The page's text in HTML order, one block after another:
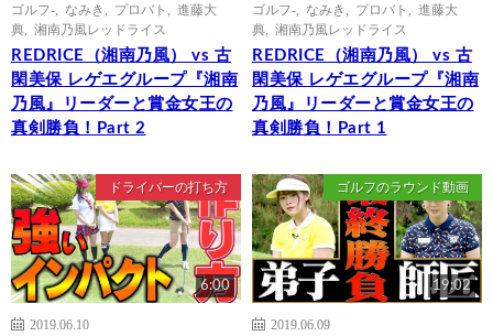
ゴルフ-
なみき プロバト
進藤大
典
湘南乃風レッドライス
REDRICE（湘南乃風） vs 古
閑美保 レゲエグループ『湘南
乃風』リーダーと賞金女王の
真剣勝負！Part 2
ゴルフ-
なみき プロバト
進藤大
典
湘南乃風レッドライス
REDRICE（湘南乃風） vs 古
閑美保 レゲエグループ『湘南
乃風』リーダーと賞金女王の
真剣勝負！Part 1
ドライバーの打ち方
6:00
2019.06.10
ゴルフのラウンド動画
19:02
2019.06.09